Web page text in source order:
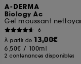
A-DERMA
Biology Ac
6
À partir de 13,00€
6,50€ / 100ml
2 contenances disponibles